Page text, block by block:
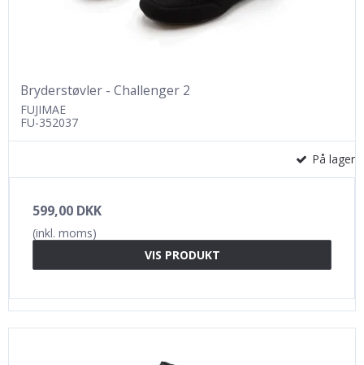
Bryderstøvler - Challenger 2
FUJIMAE
FU-352037
På lager
599,00 DKK
(inkl. moms)
VIS PRODUKT